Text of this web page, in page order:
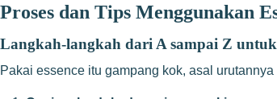
Proses dan Tips Menggunakan
Langkah-langkah dari A sampai Z untuk
Pakai essence itu gampang kok, asal